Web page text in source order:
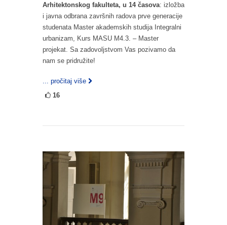
Arhitektonskog fakulteta, u 14 časova: izložba
i javna odbrana završnih radova prve generacije
studenata Master akademskih studija Integralni
urbanizam, Kurs MASU M4.3. – Master
projekat. Sa zadovoljstvom Vas pozivamo da
nam se pridružite!
... pročitaj više
16